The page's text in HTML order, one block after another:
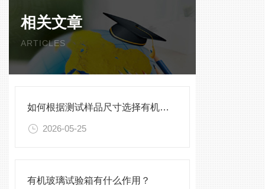
相关文章
ARTICLES
如何根据测试样品尺寸选择有机玻璃试验箱
2026-05-25
有机玻璃试验箱有什么作用？